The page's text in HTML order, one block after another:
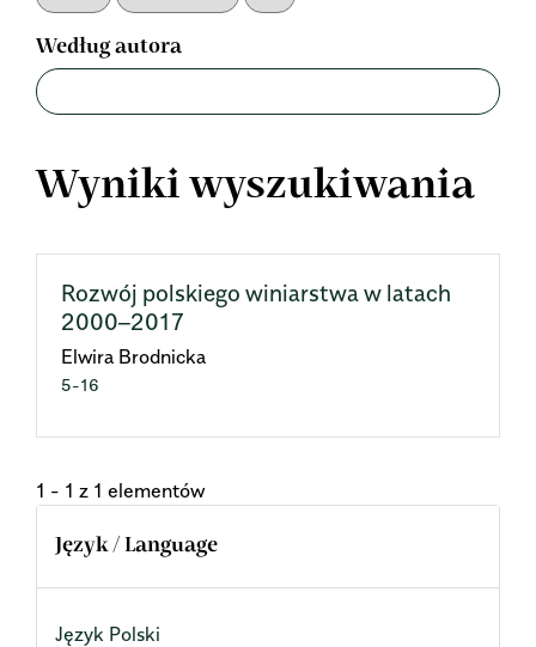
Według autora
Wyniki wyszukiwania
Rozwój polskiego winiarstwa w latach
2000–2017
Elwira Brodnicka
5-16
1 - 1 z 1 elementów
Język / Language
Język Polski